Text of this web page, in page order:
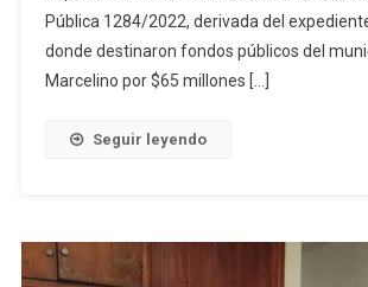
Pública 1284/2022, derivada del
donde destinaron fondos públicos del
Marcelino por $65 millones […]
Seguir leyendo